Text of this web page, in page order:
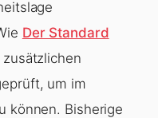
Der Standard
um im
können. Bisherige